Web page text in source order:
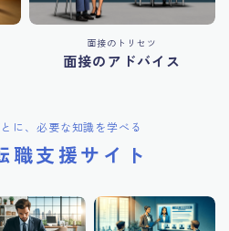
面接のトリセツ
面接のアドバイス
に、必要な知識を学べる
職支援サイト